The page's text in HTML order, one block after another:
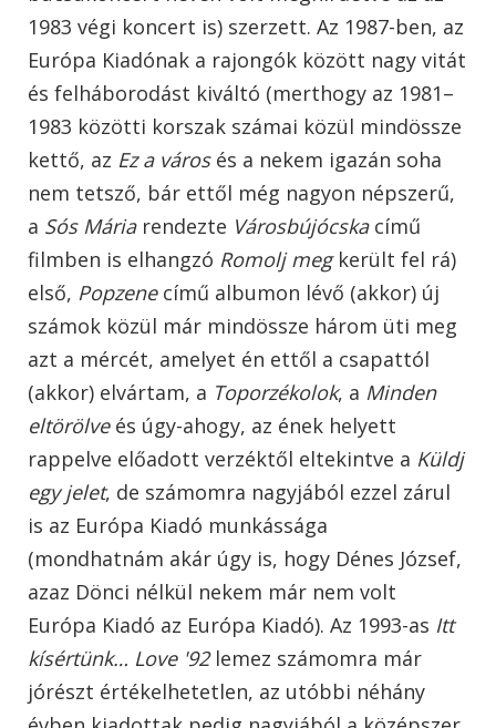
1983 végi koncert is) szerzett. Az 1987-ben, az
Európa Kiadónak a rajongók között nagy vitát
és felháborodást kiváltó (merthogy az 1981–
1983 közötti korszak számai közül mindössze
kettő, az Ez a városés a nekem igazán soha
nem tetsző, bár ettől még nagyon népszerű,
a Sós Máriarendezte Városbújócskacímű
filmben is elhangzó Romolj megkerült fel rá)
első, Popzenecímű albumon lévő (akkor) új
számok közül már mindössze három üti meg
azt a mércét, amelyet én ettől a csapattól
(akkor) elvártam, a Toporzékolok, a Minden
eltörölveés úgy-ahogy, az ének helyett
rappelve előadott verzéktől eltekintve a Küldj
egy jelet, de számomra nagyjából ezzel zárul
is az Európa Kiadó munkássága
(mondhatnám akár úgy is, hogy Dénes József,
azaz Dönci nélkül nekem már nem volt
Európa Kiadó az Európa Kiadó). Az 1993-as Itt
kísértünk… Love '92lemez számomra már
jórészt értékelhetetlen, az utóbbi néhány